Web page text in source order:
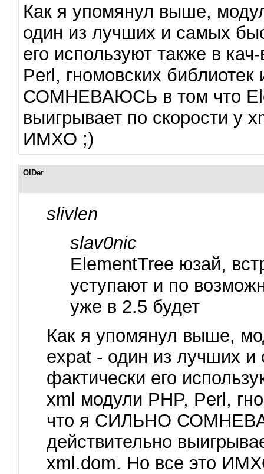
Как я упомянул выше,
один из лучших и самых
его используют также в
Perl, гномовских
СОМНЕВАЮСЬ в том что
выигрывает по скорости у
ИМХО ;)
OlDer
slivlen
slav0nic
ElementTree юзай,
уступают и по
уже в 2.5 будет
Как я упомянул выше,
expat - один из лучших
фактически его
xml модули PHP, Perl,
что я СИЛЬНО
действительно
xml.dom. Но все это